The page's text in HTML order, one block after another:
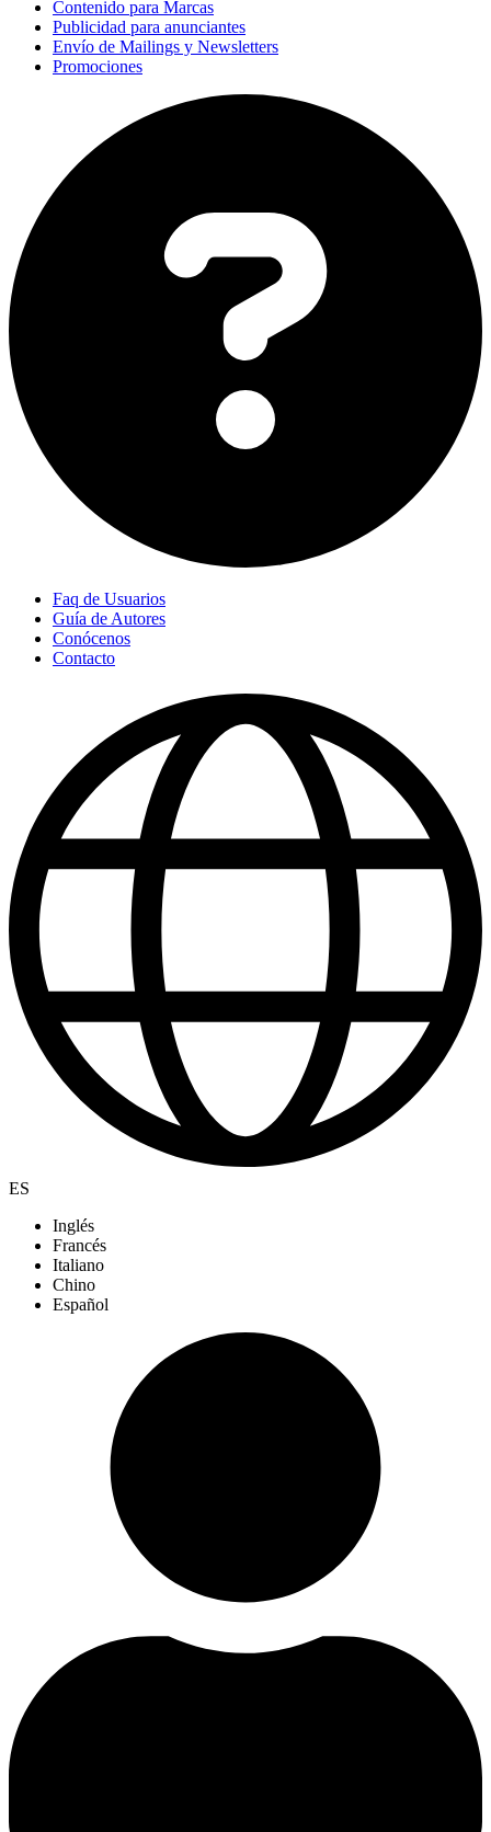
Contenido para Marcas
Publicidad para anunciantes
Envío de Mailings y Newsletters
Promociones
Faq de Usuarios
Guía de Autores
Conócenos
Contacto
ES
Inglés
Francés
Italiano
Chino
Español